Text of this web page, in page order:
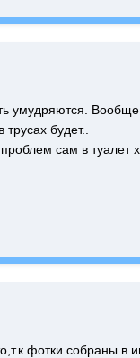
умудряются.
будет..
сам в туалет
собраны в